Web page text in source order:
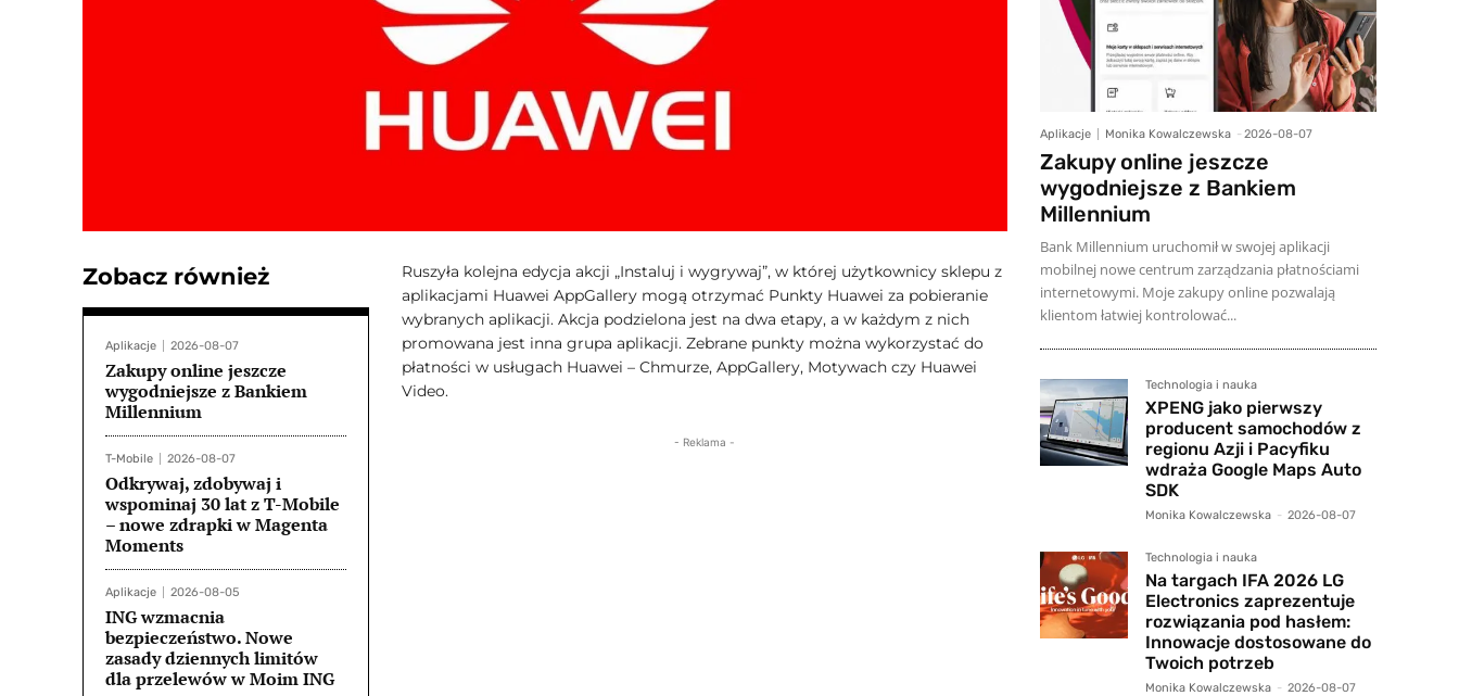
Zobacz również
Aplikacje 2026-08-07
Zakupy online jeszcze
wygodniejsze z Bankiem
Millennium
T-Mobile 2026-08-07
Odkrywaj, zdobywaj i
wspominaj 30 lat z T-Mobile
– nowe zdrapki w Magenta
Moments
Aplikacje 2026-08-05
ING wzmacnia
bezpieczeństwo. Nowe
zasady dziennych limitów
dla przelewów w Moim ING
Ruszyła kolejna edycja akcji „Instaluj i wygrywaj”, w której użytkownicy sklepu z
aplikacjami Huawei AppGallery mogą otrzymać Punkty Huawei za pobieranie
wybranych aplikacji. Akcja podzielona jest na dwa etapy, a w każdym z nich
promowana jest inna grupa aplikacji. Zebrane punkty można wykorzystać do
płatności w usługach Huawei – Chmurze, AppGallery, Motywach czy Huawei
Video.
- Reklama -
Aplikacje Monika Kowalczewska - 2026-08-07
Zakupy online jeszcze
wygodniejsze z Bankiem
Millennium
Bank Millennium uruchomił w swojej aplikacji
mobilnej nowe centrum zarządzania płatnościami
internetowymi. Moje zakupy online pozwalają
klientom łatwiej kontrolować...
Technologia i nauka
XPENG jako pierwszy
producent samochodów z
regionu Azji i Pacyfiku
wdraża Google Maps Auto
SDK
Monika Kowalczewska - 2026-08-07
Technologia i nauka
Na targach IFA 2026 LG
Electronics zaprezentuje
rozwiązania pod hasłem:
Innowacje dostosowane do
Twoich potrzeb
Monika Kowalczewska - 2026-08-07